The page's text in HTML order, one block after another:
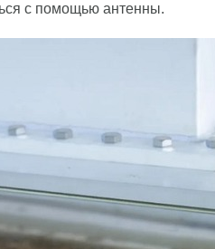
с помощью антенны.